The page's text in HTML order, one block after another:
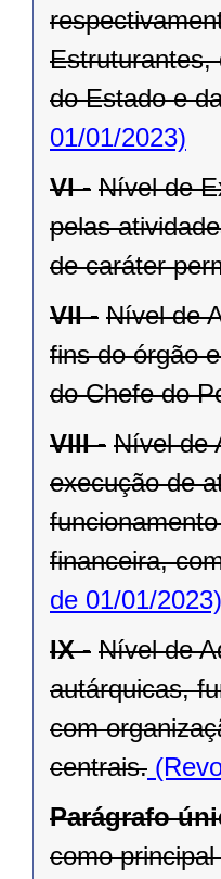
Estruturantes,
do Estado e
01/01/2023)
VI - Nível de
pelas
de caráter
VII - Nível de
fins do órgão
do Chefe do
VIII - Nível de
execução de
financeira,
de 01/01/2023)
IX - Nível de
autárquicas,
com
centrais.
Parágrafo
como